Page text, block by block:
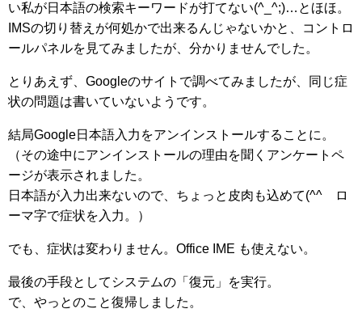
い私が日本語の検索キーワードが打てない(^_^;)…とほほ。
IMSの切り替えが何処かで出来るんじゃないかと、コントロ
ールパネルを見てみましたが、分かりませんでした。
とりあえず、Googleのサイトで調べてみましたが、同じ症
状の問題は書いていないようです。
結局Google日本語入力をアンインストールすることに。
（その途中にアンインストールの理由を聞くアンケートペ
ージが表示されました。
日本語が入力出来ないので、ちょっと皮肉も込めて(^^ゞロ
ーマ字で症状を入力。）
でも、症状は変わりません。Office IME も使えない。
最後の手段としてシステムの「復元」を実行。
で、やっとのこと復帰しました。